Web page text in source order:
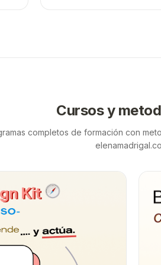
Cursos y
completos de formación con